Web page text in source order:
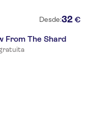
Desde:32 €
From The Shard